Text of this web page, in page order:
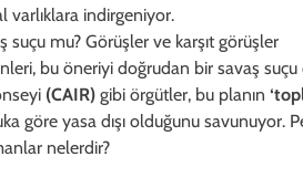
varlıklara indirgeniyor.
suçu mu? Görüşler ve karşıt görüşler
bu öneriyi doğrudan bir savaş
(CAIR) gibi örgütler, bu planın
göre yasa dışı olduğunu savunuyor.
nelerdir?